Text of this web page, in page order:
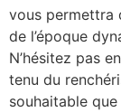
vous permettra
de l’époque
N’hésitez pas
tenu du
souhaitable